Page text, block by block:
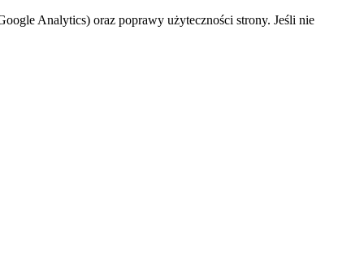
Analytics) oraz poprawy użyteczności strony. Jeśli nie